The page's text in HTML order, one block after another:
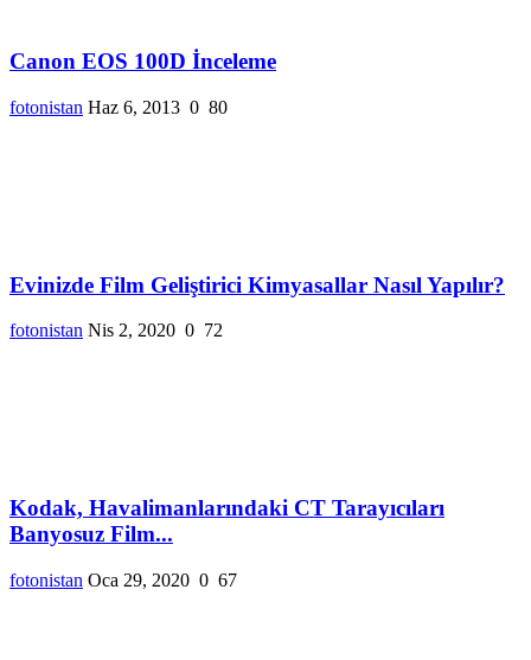
Canon EOS 100D İnceleme
fotonistan Haz 6, 2013 0 80
Evinizde Film Geliştirici Kimyasallar Nasıl Yapılır?
fotonistan Nis 2, 2020 0 72
Kodak, Havalimanlarındaki CT Tarayıcıları
Banyosuz Film...
fotonistan Oca 29, 2020 0 67